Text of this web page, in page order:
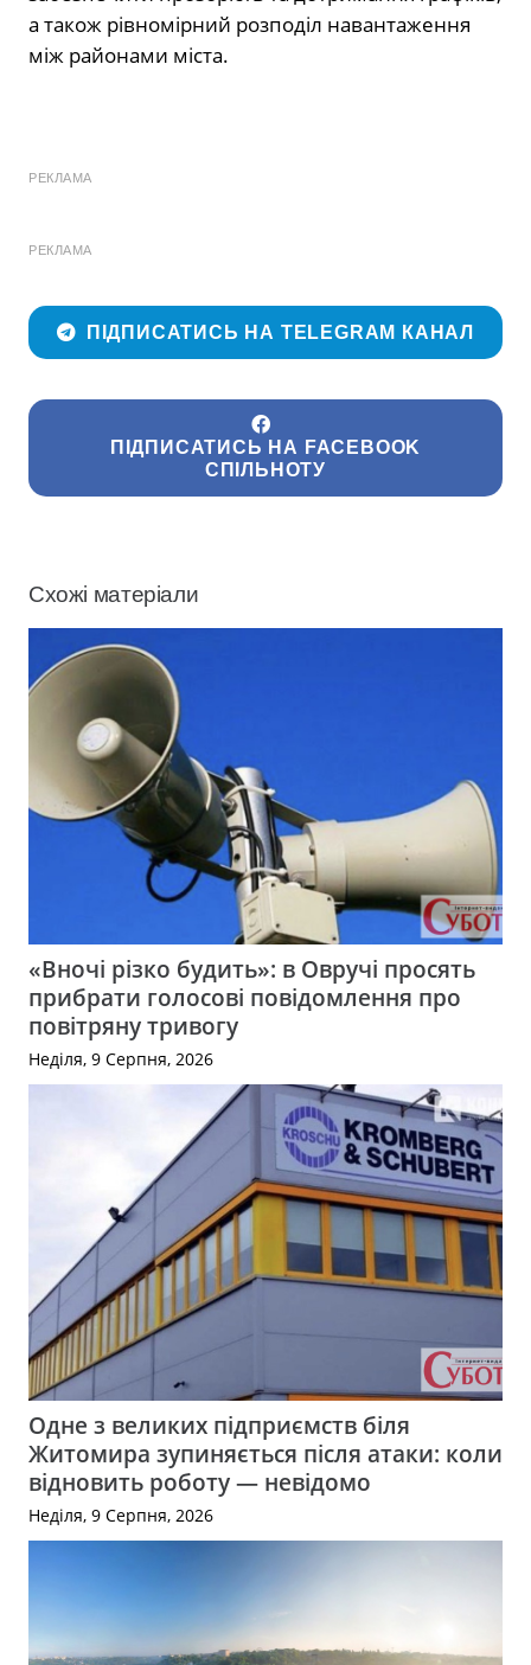
а також рівномірний розподіл навантаження
між районами міста.
РЕКЛАМА
РЕКЛАМА
ПІДПИСАТИСЬ НА TELEGRAM КАНАЛ
ПІДПИСАТИСЬ НА FACEBOOK
СПІЛЬНОТУ
Схожі матеріали
«Вночі різко будить»: в Овручі просять
прибрати голосові повідомлення про
повітряну тривогу
Неділя, 9 Серпня, 2026
Одне з великих підприємств біля
Житомира зупиняється після атаки: коли
відновить роботу — невідомо
Неділя, 9 Серпня, 2026